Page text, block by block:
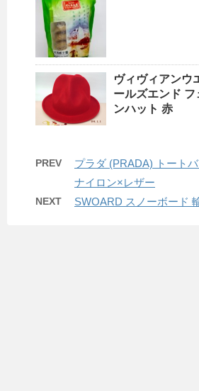
ヴィヴィアンウ
ールズエンド
ンハット 赤
PREV
プラダ (PRADA) トート
ナイロン×レザー
NEXT SWOARD スノーボード